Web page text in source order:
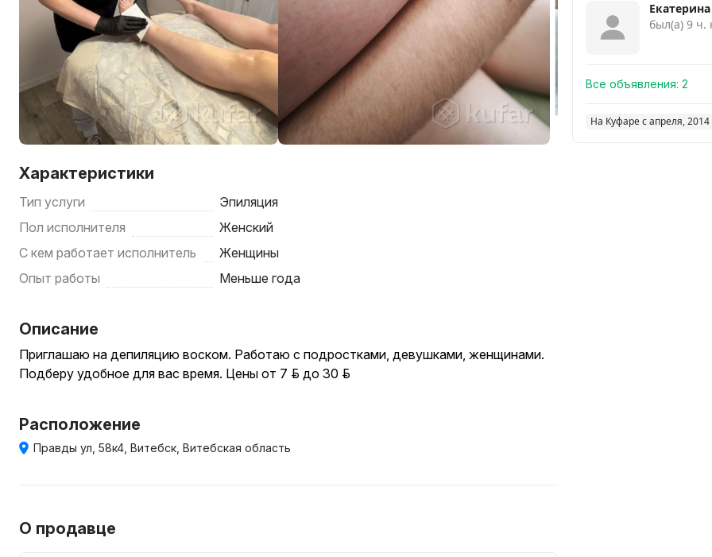
Характеристики
Тип услуги
Эпиляция
Пол исполнителя
Женский
С кем работает исполнитель
Женщины
Опыт работы
Меньше года
Описание
Приглашаю на депиляцию воском. Работаю с подростками, девушками, женщинами.
Подберу удобное для вас время. Цены от 7 руб. до 30 руб.
Расположение
Правды ул, 58к4, Витебск, Витебская область
О продавце
Екатерина
был(а) 9 ч.
Все объявления: 2
На Куфаре с апреля, 2014